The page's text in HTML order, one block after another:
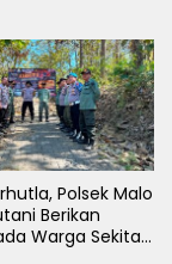
Polsek Malo
Berikan
Warga Sekitar